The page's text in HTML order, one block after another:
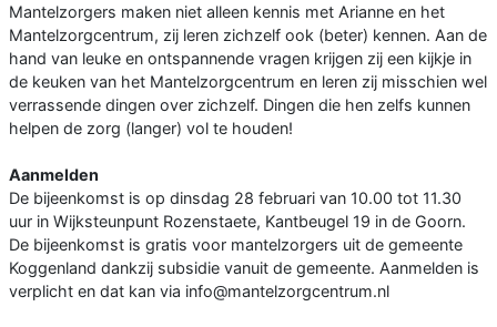
Mantelzorgers maken niet alleen kennis met Arianne en het
Mantelzorgcentrum, zij leren zichzelf ook (beter) kennen. Aan de
hand van leuke en ontspannende vragen krijgen zij een kijkje in
de keuken van het Mantelzorgcentrum en leren zij misschien wel
verrassende dingen over zichzelf. Dingen die hen zelfs kunnen
helpen de zorg (langer) vol te houden!
Aanmelden
De bijeenkomst is op dinsdag 28 februari van 10.00 tot 11.30
uur in Wijksteunpunt Rozenstaete, Kantbeugel 19 in de Goorn.
De bijeenkomst is gratis voor mantelzorgers uit de gemeente
Koggenland dankzij subsidie vanuit de gemeente. Aanmelden is
verplicht en dat kan via info@mantelzorgcentrum.nl